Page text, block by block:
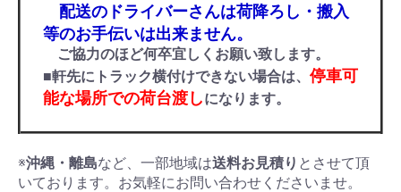
配送のドライバーさんは荷降ろし・搬入
等のお手伝いは出来ません。
ご協力のほど何卒宜しくお願い致します。
■軒先にトラック横付けできない場合は、 停車可
能な場所での荷台渡しになります。
※沖縄・離島など、一部地域は送料お見積り とさせて頂
いております。お気軽にお問い合わせくださいませ。